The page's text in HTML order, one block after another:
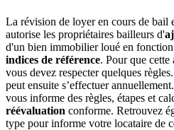
La révision de loyer en cours de bail
autorise les propriétaires bailleurs d'
d'un bien immobilier loué en
indices de référence. Pour que
vous devez respecter quelques
peut ensuite s’effectuer
vous informe des règles, étapes et
réévaluation conforme. Retrouvez
type pour informe votre locataire de